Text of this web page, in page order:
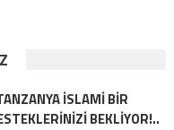
İSLAMİ BİR
BEKLİYOR!..